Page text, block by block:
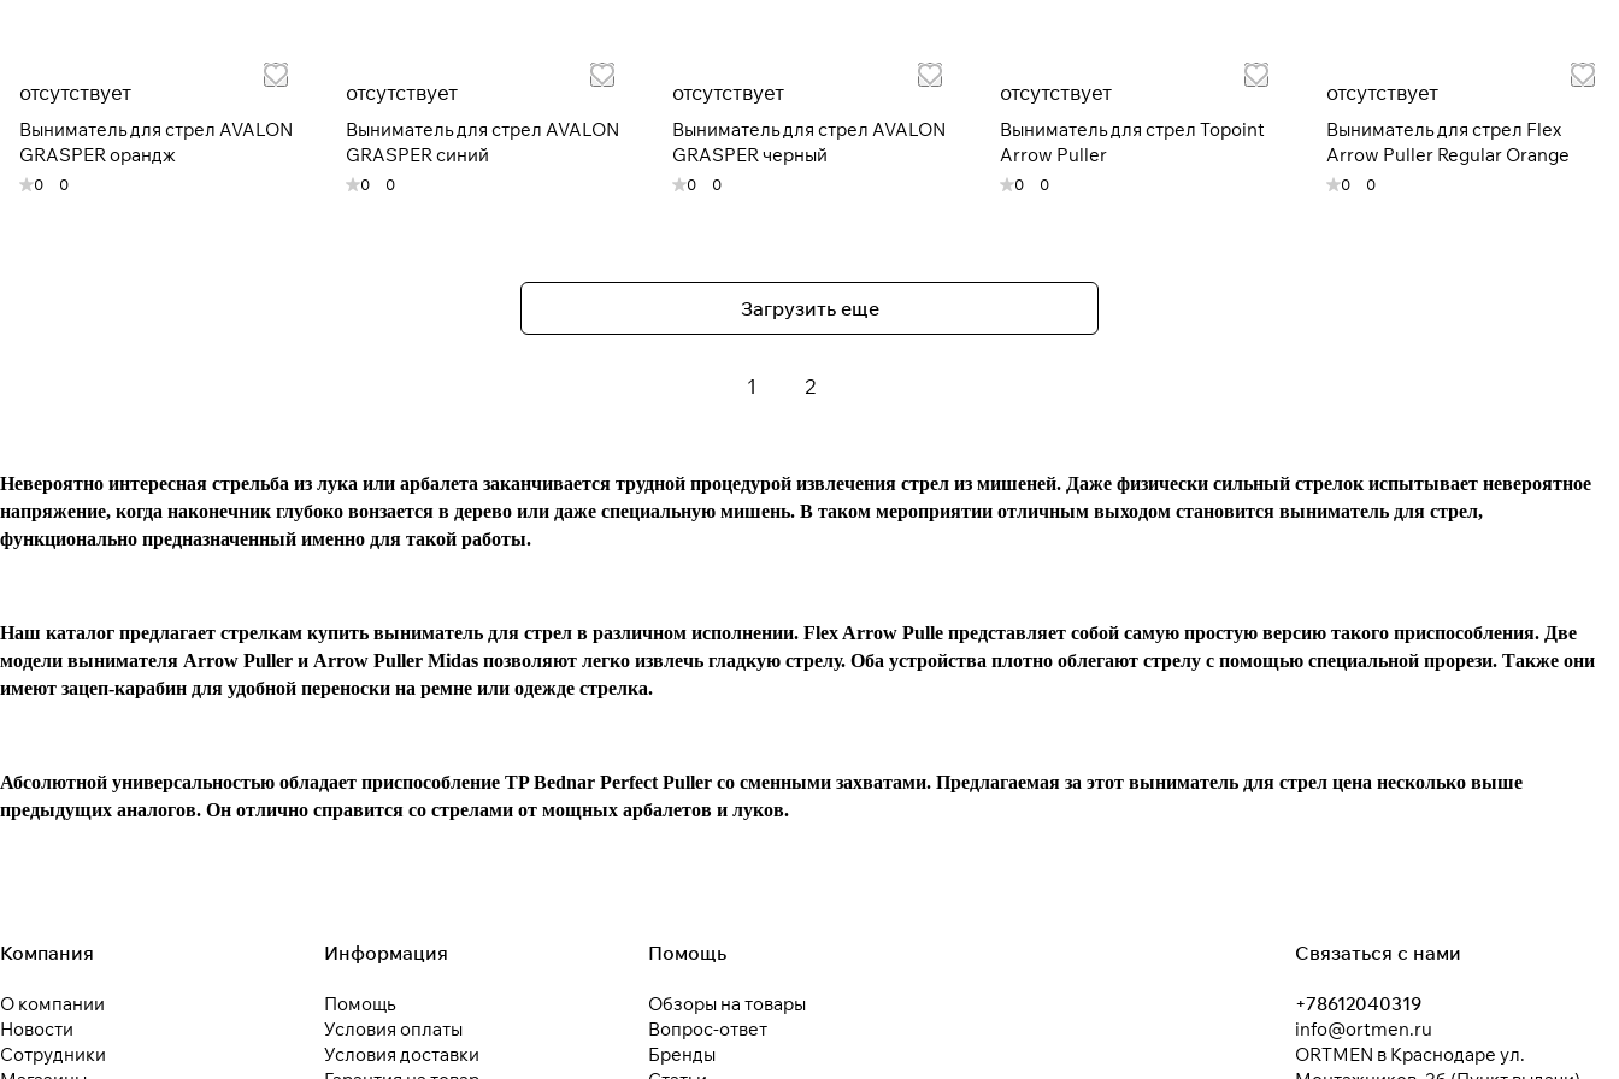
отсутствует
Выниматель для стрел AVALON
GRASPER орандж
0 0
отсутствует
Выниматель для стрел AVALON
GRASPER синий
0 0
отсутствует
Выниматель для стрел AVALON
GRASPER черный
0 0
отсутствует
Выниматель для стрел Topoint
Arrow Puller
0 0
отсутствует
Выниматель для стрел Flex
Arrow Puller Regular Orange
0 0
Загрузить еще
1 2
Невероятно интересная стрельба из лука или арбалета заканчивается трудной процедурой извлечения стрел из мишеней. Даже физически сильный стрелок испытывает невероятное
напряжение, когда наконечник глубоко вонзается в дерево или даже специальную мишень. В таком мероприятии отличным выходом становится выниматель для стрел,
функционально предназначенный именно для такой работы.
Наш каталог предлагает стрелкам купить выниматель для стрел в различном исполнении. Flex Arrow Pulle представляет собой самую простую версию такого приспособления. Две
модели вынимателя Arrow Puller и Arrow Puller Midas позволяют легко извлечь гладкую стрелу. Оба устройства плотно облегают стрелу с помощью специальной прорези. Также они
имеют зацеп-карабин для удобной переноски на ремне или одежде стрелка.
Абсолютной универсальностью обладает приспособление TP Bednar Perfect Puller со сменными захватами. Предлагаемая за этот выниматель для стрел цена несколько выше
предыдущих аналогов. Он отлично справится со стрелами от мощных арбалетов и луков.
Оплачивайте сегодня только % картой любого
банка
Получайте товар
с вашей картыпо25%каждые 2 недели
* При оплате через ПЛАЙТ
25
раз в 2
недели
plait.ru
Компания
О компании
Новости
Сотрудники
Информация
Помощь
Условия оплаты
Условия доставки
Помощь
Обзоры на товары
Вопрос-ответ
Бренды
Связаться с нами
+78612040319
info@ortmen.ru
ORTMEN в Краснодаре ул.